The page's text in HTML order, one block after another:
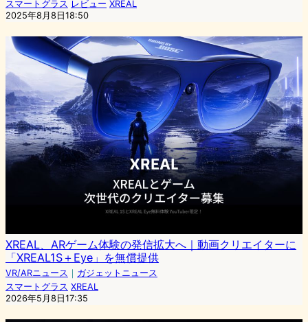
スマートグラス レビュー XREAL
2025年8月8日18:50
XREAL、ARゲーム体験の発信拡大へ｜動画クリエイターに
「XREAL1S＋Eye」を無償提供
VR/ARニュース ｜ ガジェットニュース
スマートグラス XREAL
2026年5月8日17:35